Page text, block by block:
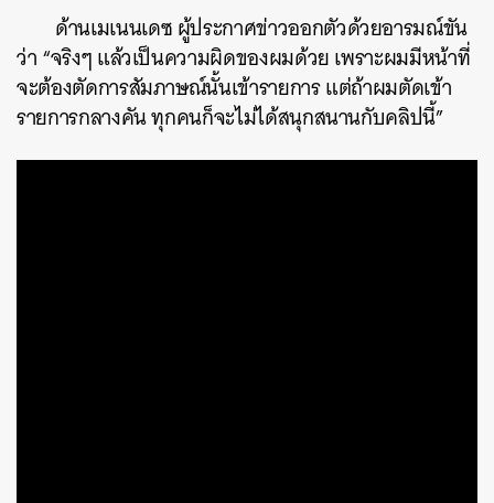
ด้านเมเนนเดซ ผู้ประกาศข่าวออกตัวด้วยอารมณ์ขัน
ว่า “จริงๆ แล้วเป็นความผิดของผมด้วย เพราะผมมีหน้าที่
จะต้องตัดการสัมภาษณ์นั้นเข้ารายการ แต่ถ้าผมตัดเข้า
รายการกลางคัน ทุกคนก็จะไม่ได้สนุกสนานกับคลิปนี้”